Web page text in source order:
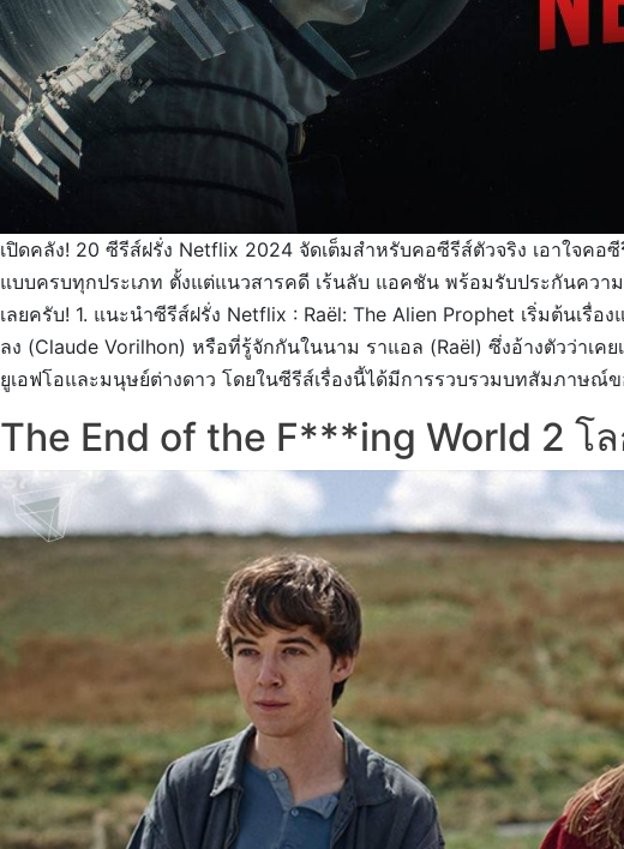
เปิดคลัง! 20 ซีรีส์ฝรั่ง Netflix 2024 จัดเต็มสำหรับคอซีรีส์ตัวจริง เอาใจค
แบบครบทุกประเภท ตั้งแต่แนวสารคดี เร้นลับ แอคชัน พร้อมรับประกันควา
เลยครับ! 1. แนะนำซีรีส์ฝรั่ง Netflix : Raël: The Alien Prophet เริ่มต้นเรื่
ลง (Claude Vorilhon) หรือที่รู้จักกันในนาม ราแอล (Raël) ซึ่งอ้างตัวว่าเค
ยูเอฟโอและมนุษย์ต่างดาว โดยในซีรีส์เรื่องนี้ได้มีการรวบรวมบทสัมภาษณ์
The End of the F***ing World 2 โ